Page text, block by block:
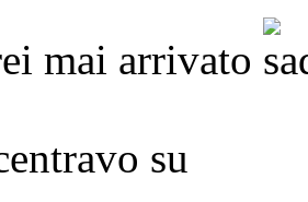
mai arrivato
su